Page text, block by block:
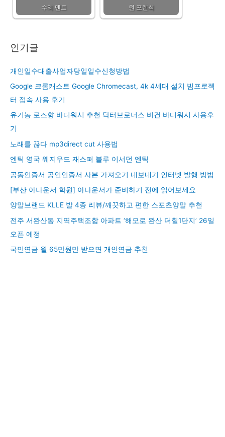
수리 덴트
원 포렌식
인기글
개인일수대출사업자당일일수신청방법
Google 크롬캐스트 Google Chromecast, 4k 4세대 설치 빔프로젝
터 접속 사용 후기
유기농 로즈향 바디워시 추천 닥터브로너스 비건 바디워시 사용후
기
노래를 끊다 mp3direct cut 사용법
엔틱 영국 웨지우드 재스퍼 블루 이서던 엔틱
공동인증서 공인인증서 사본 가져오기 내보내기 인터넷 발행 방법
[부산 아나운서 학원] 아나운서가 준비하기 전에 읽어보세요
양말브랜드 KLLE 발 4종 리뷰/깨끗하고 편한 스포츠양말 추천
전주 서완산동 지역주택조합 아파트 ‘해모로 완산 더힐1단지’ 26일
오픈 예정
국민연금 월 65만원만 받으면 개인연금 추천